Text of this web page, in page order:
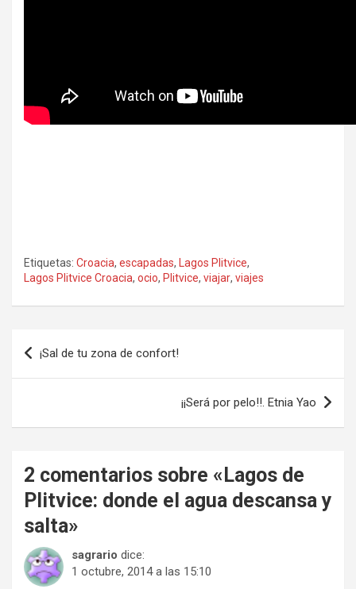
Etiquetas: Croacia, escapadas, Lagos Plitvice,
Lagos Plitvice Croacia, ocio, Plitvice, viajar, viajes
Navegación
de
¡Sal de tu zona de confort!
¡¡Será por pelo!!. Etnia Yao
2 comentarios sobre « Lagos de
Plitvice: donde el agua descansa y
salta»
sagrario dice:
1 octubre, 2014 a las 15:10